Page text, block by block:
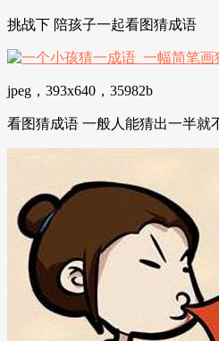
挑战下 陪孩子一起看图猜成语
jpeg，393x640，35982b
看图猜成语 一般人能猜出一半就